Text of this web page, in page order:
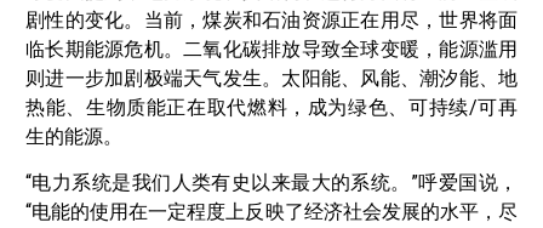
剧性的变化。当前，煤炭和石油资源正在用尽，世界将面
临长期能源危机。二氧化碳排放导致全球变暖，能源滥用
则进一步加剧极端天气发生。太阳能、风能、潮汐能、地
热能、生物质能正在取代燃料，成为绿色、可持续/可再
生的能源。
“电力系统是我们人类有史以来最大的系统。”呼爱国说，
“电能的使用在一定程度上反映了经济社会发展的水平，尽